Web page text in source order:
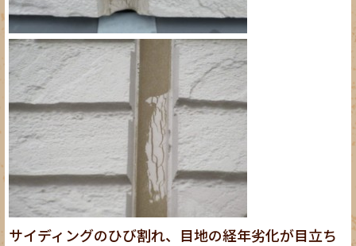
サイディングのひび割れ、目地の経年劣化が目立ち